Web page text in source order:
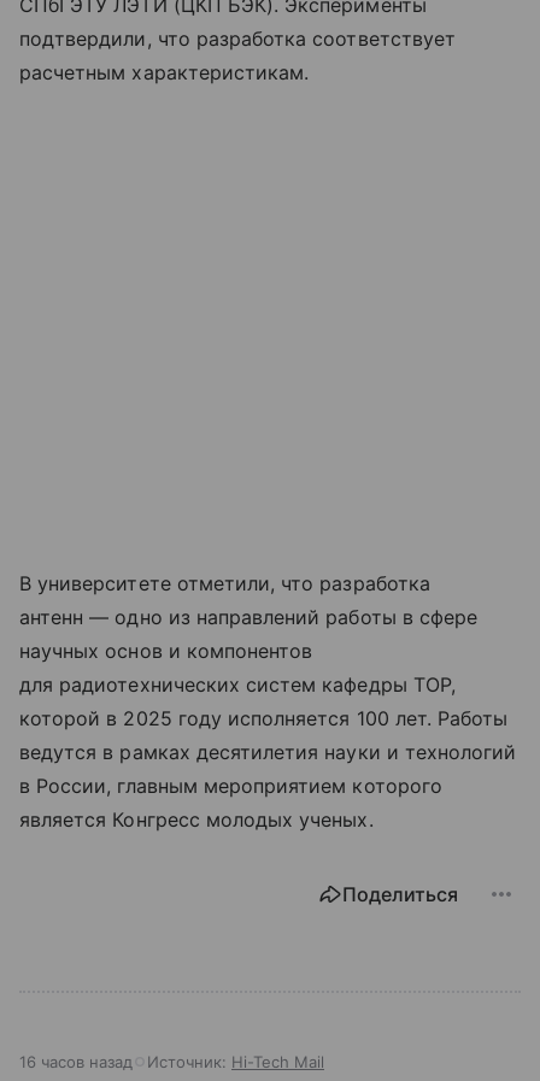
СПбГЭТУ ЛЭТИ (ЦКП БЭК). Эксперименты
подтвердили, что разработка соответствует
расчетным характеристикам.
В университете отметили, что разработка
антенн — одно из направлений работы в сфере
научных основ и компонентов
для радиотехнических систем кафедры ТОР,
которой в 2025 году исполняется 100 лет. Работы
ведутся в рамках десятилетия науки и технологий
в России, главным мероприятием которого
является Конгресс молодых ученых.
Поделиться
16 часов назад Источник: Hi-Tech Mail